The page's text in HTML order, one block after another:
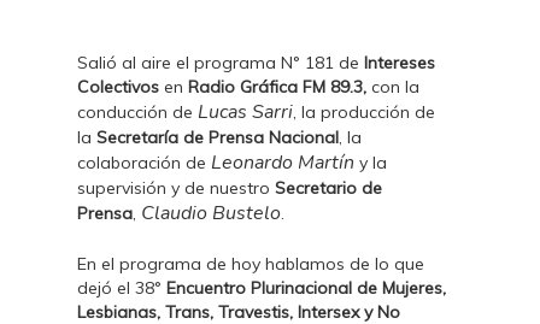
Salió al aire el programa N° 181 deIntereses
Colectivos enRadio Gráfica FM 89.3,con la
conducción de Lucas Sarri, la producción de
laSecretaría de Prensa Nacional, la
colaboración de Leonardo Martín y la
supervisión y de nuestroSecretario de
Prensa, Claudio Bustelo.
En el programa de hoy hablamos de lo que
dejó el 38°Encuentro Plurinacional de Mujeres,
Lesbianas, Trans, Travestis, Intersex y No